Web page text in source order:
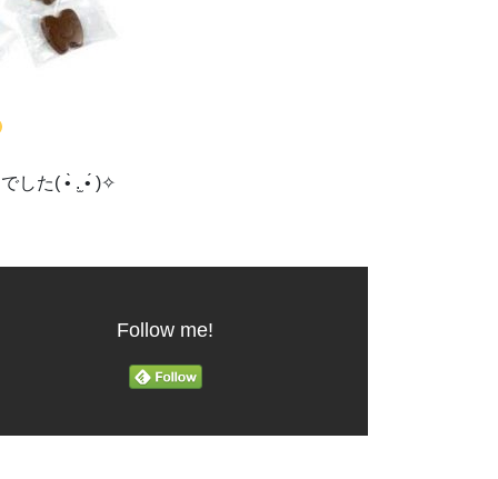
した( •̀ .̫ •́ )✧
Follow me!